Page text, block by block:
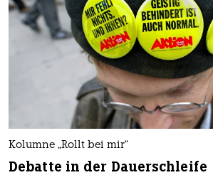
Kolumne „Rollt bei mir“
Debatte in der Dauerschleife